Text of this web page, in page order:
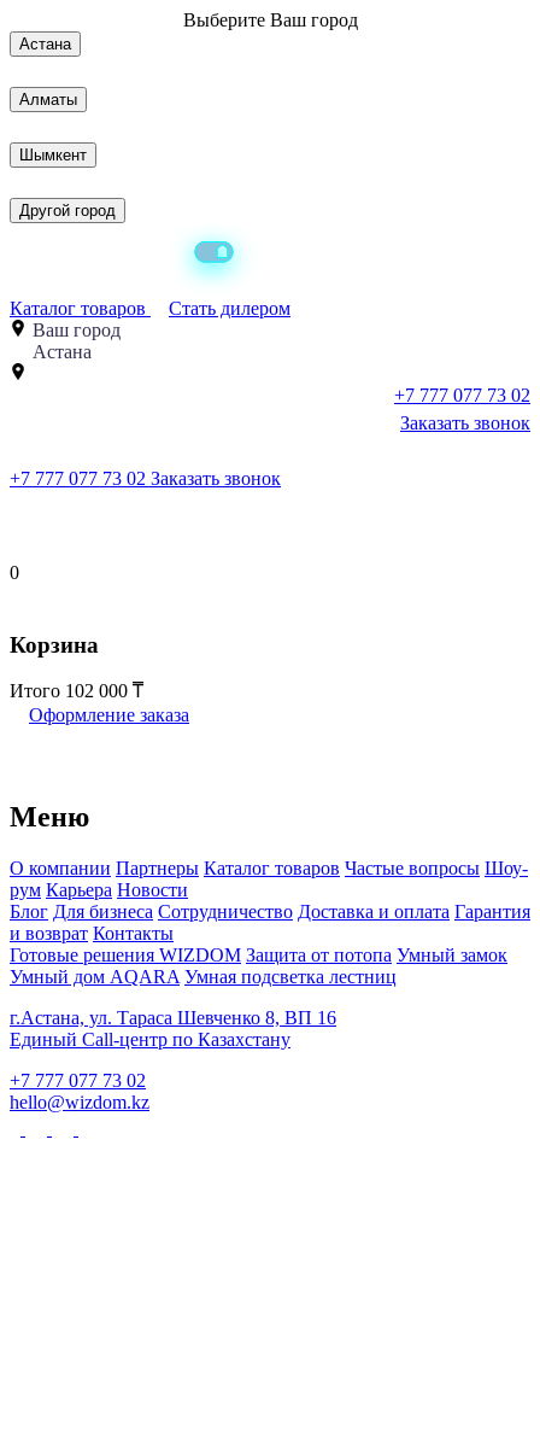
Выберите Ваш город
Астана
Алматы
Шымкент
Другой город
Каталог товаров
Стать дилером
Ваш город
Астана
+7 777 077 73 02
Заказать звонок
+7 777 077 73 02 Заказать звонок
0
Корзина
Итого 102 000
Оформление заказа
Меню
О компании Партнеры Каталог товаров Частые вопросы Шоу-
рум Карьера Новости
Блог Для бизнеса Сотрудничество Доставка и оплата Гарантия
и возврат Контакты
Готовые решения WIZDOM Защита от потопа Умный замок
Умный дом AQARA Умная подсветка лестниц
г.Астана, ул. Тараса Шевченко 8, ВП 16
Единый Call-центр по Казахстану
+7 777 077 73 02
hello@wizdom.kz